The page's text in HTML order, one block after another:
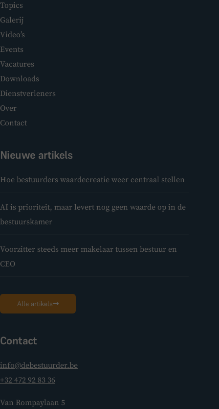
Topics
Galerij
Video’s
Events
Vacatures
Downloads
Dienstverleners
Over
Contact
Nieuwe artikels
Hoe bestuurders waardecreatie weer centraal stellen
AI is prioriteit, maar levert nog geen waarde op in de
bestuurskamer
Voorzitter steeds meer makelaar tussen bestuur en
CEO
Alle artikels
Contact
info@debestuurder.be
+32 472 92 83 36
Van Rompaylaan 5